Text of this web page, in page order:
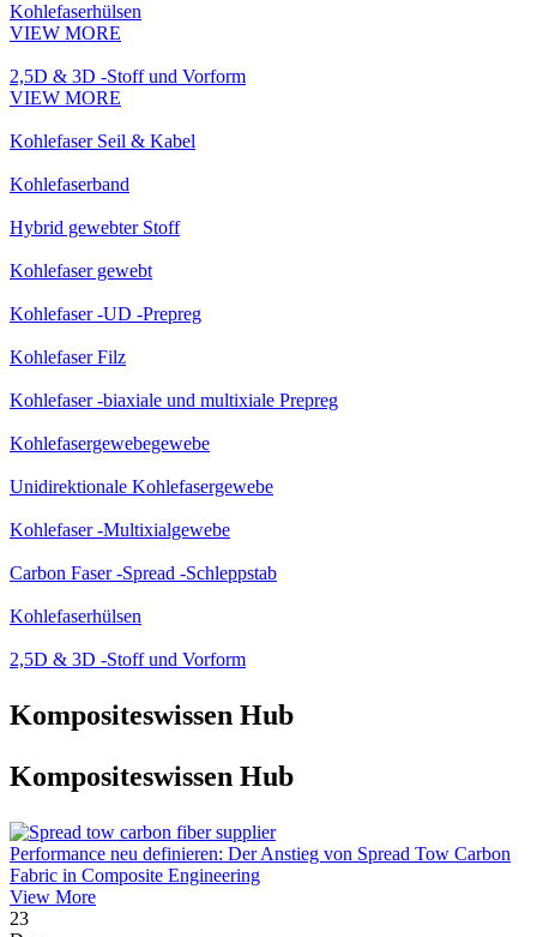
Kohlefaserhülsen
VIEW MORE
2,5D & 3D -Stoff und Vorform
VIEW MORE
Kohlefaser Seil & Kabel
Kohlefaserband
Hybrid gewebter Stoff
Kohlefaser gewebt
Kohlefaser -UD -Prepreg
Kohlefaser Filz
Kohlefaser -biaxiale und multixiale Prepreg
Kohlefasergewebegewebe
Unidirektionale Kohlefasergewebe
Kohlefaser -Multixialgewebe
Carbon Faser -Spread -Schleppstab
Kohlefaserhülsen
2,5D & 3D -Stoff und Vorform
Kompositeswissen Hub
Kompositeswissen Hub
Performance neu definieren: Der Anstieg von Spread Tow Carbon
Fabric in Composite Engineering
View More
23